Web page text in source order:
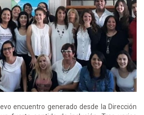
encuentro generado desde la Dirección